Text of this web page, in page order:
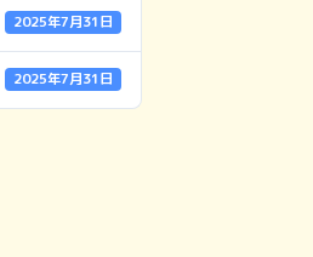
2025年7月31日
2025年7月31日